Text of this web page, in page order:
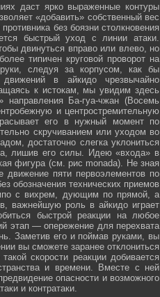
даст ярко выраженные контуры
«добавить» собственный вес
без боязни столкновения
быстрый уход с линии атаки.
двинуться вправо или влево, но
типичен круговой проворот на
следуя за корпусом, как бы
в айкидо чрезвычайно
к истокам, мы увидим здесь
направления Ба-гуа-чжан (Восемь
и центростремительную
его в нужный момент по
скручиванием или уходом во
достаточно слегка уклониться
лишив его силы. Идею «входа» в
фигура (см. рис monada). Не зная
пяти первоэлементов по
обозначения технических приемов
с вихрем, дующим по прямой, а
важнейшую роль в айкидо играет
быстрой реакции на любое
этап — опережение для перехвата
Заметив его и поймав руками, вы
вы сможете заранее отклониться
скорости реакции добивается
и времени. Вместе с ней
опасности и возможного
и контратаки.